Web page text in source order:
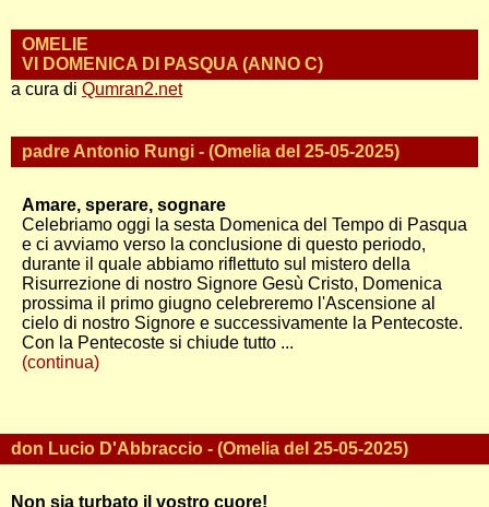
OMELIE
VI DOMENICA DI PASQUA (ANNO C)
a cura di Qumran2.net
padre Antonio Rungi - (Omelia del 25-05-2025)
Amare, sperare, sognare
Celebriamo oggi la sesta Domenica del Tempo di Pasqua
e ci avviamo verso la conclusione di questo periodo,
durante il quale abbiamo riflettuto sul mistero della
Risurrezione di nostro Signore Gesù Cristo, Domenica
prossima il primo giugno celebreremo l'Ascensione al
cielo di nostro Signore e successivamente la Pentecoste.
Con la Pentecoste si chiude tutto ...
(continua)
don Lucio D'Abbraccio - (Omelia del 25-05-2025)
Non sia turbato il vostro cuore!